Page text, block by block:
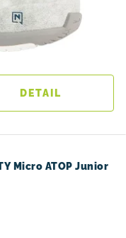
Micro ATOP Junior